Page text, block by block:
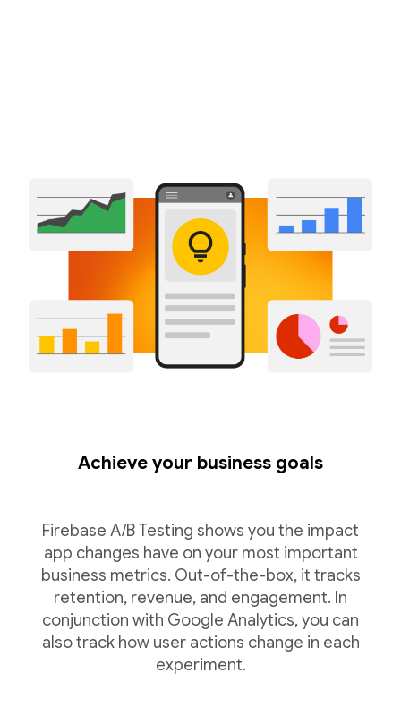
Achieve your business goals
Firebase A/B Testing shows you the impact
app changes have on your most important
business metrics. Out-of-the-box, it tracks
retention, revenue, and engagement. In
conjunction with Google Analytics, you can
also track how user actions change in each
experiment.